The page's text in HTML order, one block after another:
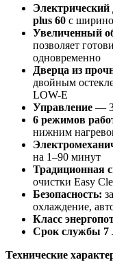
plus 60 с
Увеличенный
позволяет
одновременно
Дверца из
двойным
LOW-E
Управление — 3
6 режимов
нижним
на 1–90 минут
Традиционная
очистки Easy
Безопасность:
охлаждение,
Класс
Срок службы 7
Технические